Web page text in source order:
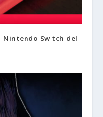
Nintendo Switch del